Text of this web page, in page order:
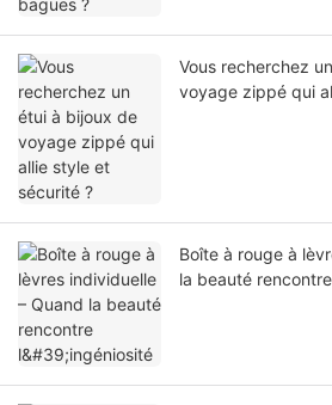
Vous recherchez
voyage zippé qui
Boîte à rouge à
la beauté